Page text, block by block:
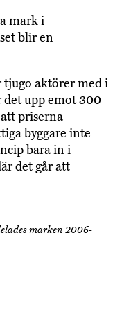
mark i
blir en
tjugo aktörer med i
upp emot 300
priserna
byggare inte
bara in i
det går att
marken 2006-